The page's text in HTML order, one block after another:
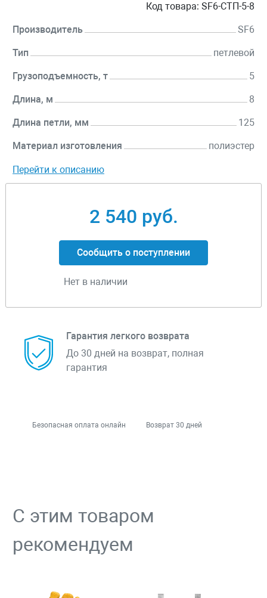
Код товара: SF6-СТП-5-8
Производитель SF6
Тип петлевой
Грузоподъемность, т 5
Длина, м 8
Длина петли, мм 125
Материал изготовления полиэстер
Перейти к описанию
2 540 руб.
Сообщить о поступлении
Нет в наличии
Гарантия легкого возврата
До 30 дней на возврат, полная
гарантия
Безопасная оплата онлайн Возврат 30 дней
С этим товаром
рекомендуем